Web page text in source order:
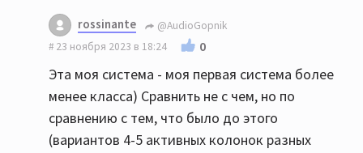
rossinante
@AudioGopnik
23 ноября 2023 в 18:24
0
Эта моя система - моя первая система более
менее класса) Сравнить не с чем, но по
сравнению с тем, что было до этого
(вариантов 4-5 активных колонок разных